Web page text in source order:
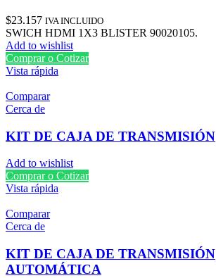
$23.157 IVA INCLUIDO
SWICH HDMI 1X3 BLISTER 90020105.
Add to wishlist
Comprar o Cotizar
Vista rápida
Comparar
Cerca de
KIT DE CAJA DE TRANSMISIÓN
Add to wishlist
Comprar o Cotizar
Vista rápida
Comparar
Cerca de
KIT DE CAJA DE TRANSMISIÓN
AUTOMÁTICA